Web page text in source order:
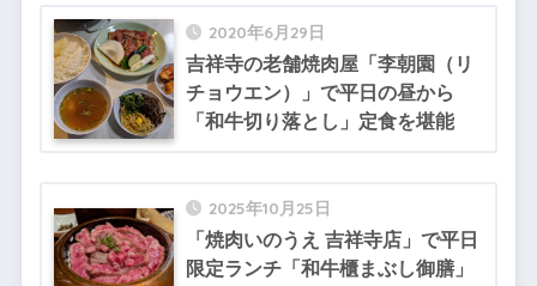
2020年6月29日
吉祥寺の老舗焼肉屋「李朝園（リ
チョウエン）」で平日の昼から
「和牛切り落とし」定食を堪能
2025年10月25日
「焼肉いのうえ 吉祥寺店」で平日
限定ランチ「和牛櫃まぶし御膳」